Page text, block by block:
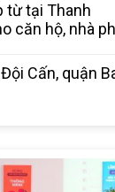
từ tại Thanh
căn hộ, nhà
Cấn, quận